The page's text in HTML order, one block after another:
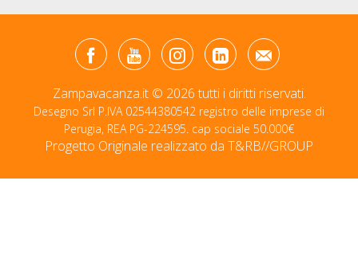
Zampavacanza.it © 2026 tutti i diritti riservati.
Desegno Srl P.IVA 02544380542 registro delle imprese di
Perugia, REA PG-224595. cap sociale 50.000€
Progetto Originale realizzato da T&RB//GROUP